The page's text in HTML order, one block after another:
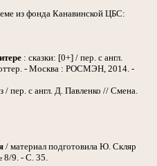
из фонда Канавинской ЦБС:
: сказки: [0+] / пер. с англ.
- Москва : РОСМЭН, 2014. -
/ пер. с англ. Д. Павленко // Смена.
/ материал подготовила Ю. Скляр
8/9. - С. 35.